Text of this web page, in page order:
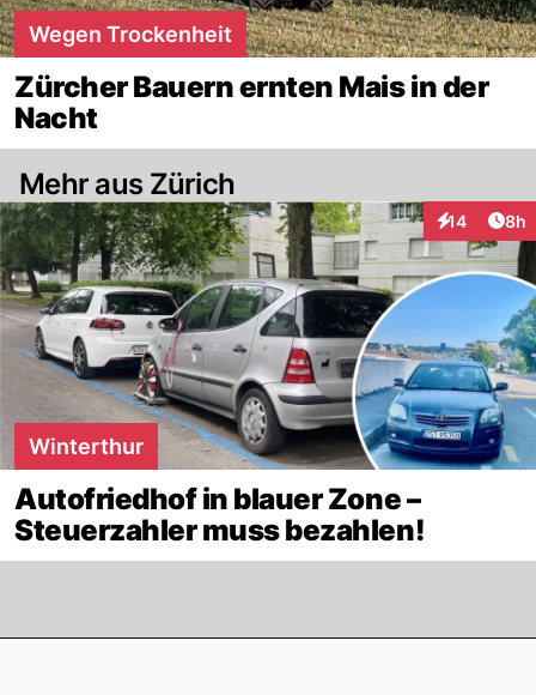
Wegen Trockenheit
Zürcher Bauern ernten Mais in der
Nacht
Mehr aus Zürich
14
Interaktionen
8h
Winterthur
Autofriedhof in blauer Zone –
Steuerzahler muss bezahlen!